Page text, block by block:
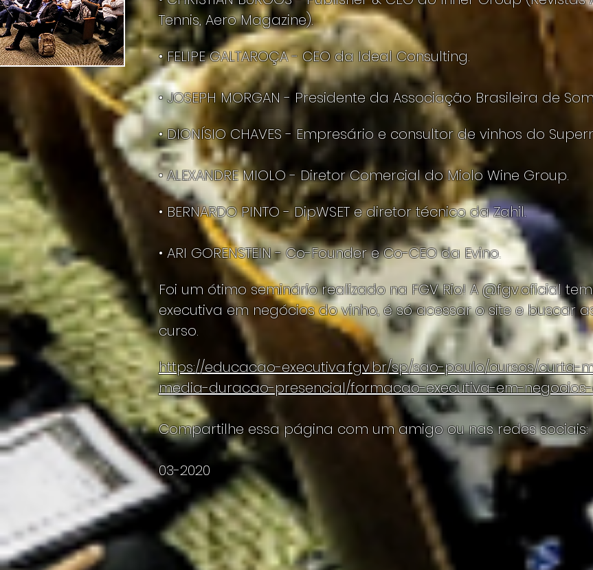
Tennis, Aero Magazine).
• FELIPE GALTAROÇA - CEO da Ideal Consulting.
• JOSEPH MORGAN - Presidente da Associação Brasileira de
• DIONÍSIO CHAVES - Empresário e consultor de vinhos do
• ALEXANDRE MIOLO - Diretor Comercial do Miolo Wine Group.
• BERNARDO PINTO - DipWSET e diretor técnico da Zahil.
• ARI GORENSTEIN - Co-Founder e Co-CEO da Evino.
Foi um ótimo seminário realizado na FGV Rio! A @fgv.oficial
executiva em negócios do vinho, é só acessar o site e buscar
curso.
https://educacao-executiva.fgv.br/sp/sao-paulo/cursos/curta-
media-duracao-presencial/formacao-executiva-em-negocios-
Compartilhe essa página com um amigo ou nas redes sociais:
03-2020